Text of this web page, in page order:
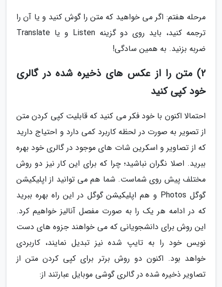
مرحله هفتم: اگر می خواهید که متن را گوش کنید و یا آن را
ترجمه کنید، باید روی دو گزینه Listen و یا Translate
ضربه بزنید. به همین سادگی!
2) متن را از عکس های ذخیره شده در گالری
خود کپی کنید
احتمالا اکنون با خود فکر می کنید که قابلیت کپی کردن متن
از تصویر به صورت در لحظه کاربرد کمی دارد و احتیاج دارید
که از تصاویر و اسکرین شات های موجود در گالری خود بهره
ببرید. اصلا نگران نباشید؛ چرا که برای این کار نیز دو روش
مختلف پیش روی شماست. شما هم می توانید از اپلیکیشن
گوگل Photos و هم اپلیکیشن گوگل در این راه بهره ببرید
که در ادامه هر یک را به صورت مفصل آنالیز خواهیم کرد.
این روش برای دانشجویانی که می خواهند جزوه های دست
نویس خود را به تایپ شده نیز تبدیل نمایند، کاربردی
خواهد بود. اکنون دو روش برتر برای کپی کردن متن از
تصاویر ذخیره شده در گالری گوشی موبایل عبارتند از: